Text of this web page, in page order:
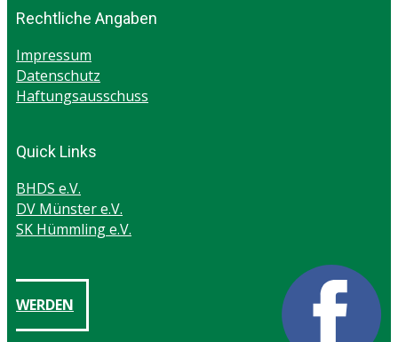
Rechtliche Angaben
Impressum
Datenschutz
Haftungsausschuss
Quick Links
BHDS e.V.
DV Münster e.V.
SK Hümmling e.V.
WERDEN